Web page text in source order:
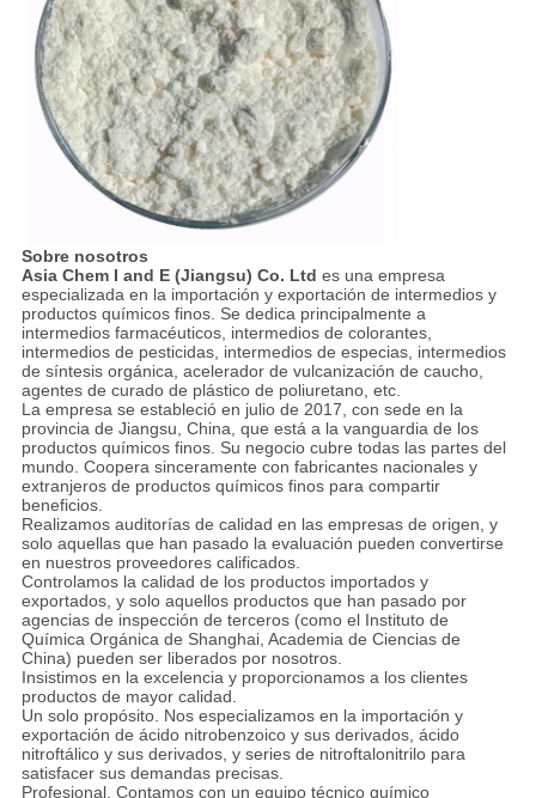
Sobre nosotros
Asia Chem I and E (Jiangsu) Co. Ltd es una empresa
especializada en la importación y exportación de intermedios y
productos químicos finos. Se dedica principalmente a
intermedios farmacéuticos, intermedios de colorantes,
intermedios de pesticidas, intermedios de especias, intermedios
de síntesis orgánica, acelerador de vulcanización de caucho,
agentes de curado de plástico de poliuretano, etc.
La empresa se estableció en julio de 2017, con sede en la
provincia de Jiangsu, China, que está a la vanguardia de los
productos químicos finos. Su negocio cubre todas las partes del
mundo. Coopera sinceramente con fabricantes nacionales y
extranjeros de productos químicos finos para compartir
beneficios.
Realizamos auditorías de calidad en las empresas de origen, y
solo aquellas que han pasado la evaluación pueden convertirse
en nuestros proveedores calificados.
Controlamos la calidad de los productos importados y
exportados, y solo aquellos productos que han pasado por
agencias de inspección de terceros (como el Instituto de
Química Orgánica de Shanghai, Academia de Ciencias de
China) pueden ser liberados por nosotros.
Insistimos en la excelencia y proporcionamos a los clientes
productos de mayor calidad.
Un solo propósito. Nos especializamos en la importación y
exportación de ácido nitrobenzoico y sus derivados, ácido
nitroftálico y sus derivados, y series de nitroftalonitrilo para
satisfacer sus demandas precisas.
Profesional. Contamos con un equipo técnico químico